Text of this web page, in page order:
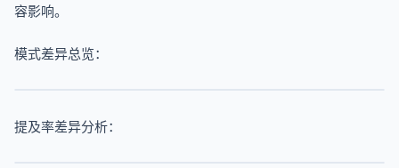
容影响。
模式差异总览：
提及率差异分析：